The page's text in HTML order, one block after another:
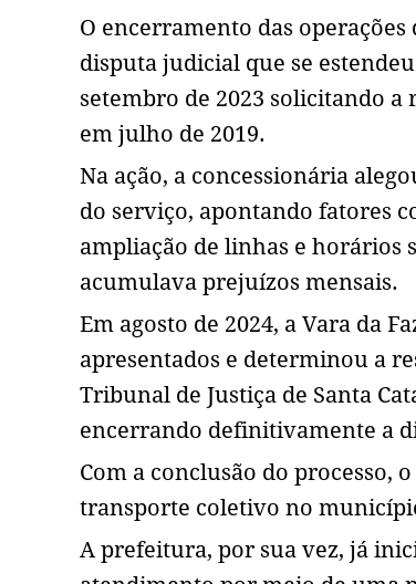
O encerramento das
disputa judicial que se
setembro de 2023 solicitando
em julho de 2019.
Na ação, a concessionária
do serviço, apontando fatores
ampliação de linhas e horários
acumulava prejuízos mensais.
Em agosto de 2024, a Vara da
apresentados e determinou a
Tribunal de Justiça de Santa
encerrando definitivamente a
Com a conclusão do processo,
transporte coletivo no
A prefeitura, por sua vez, já